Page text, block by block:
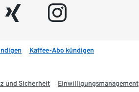
xing instagram
Kaffee-Abo kündigen
und Sicherheit Einwilligungsmanagement